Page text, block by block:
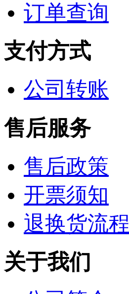
订单查询
支付方式
公司转账
售后服务
售后政策
开票须知
退换货流程
关于我们